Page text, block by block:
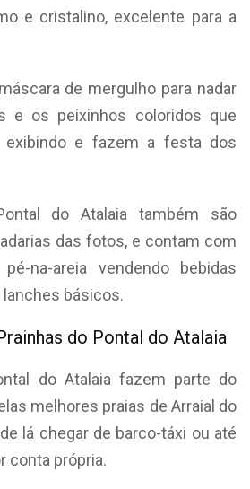
e cristalino, excelente para a
de mergulho para nadar
e os peixinhos coloridos que
e fazem a festa dos
do Atalaia também são
das fotos, e contam com
na-areia vendendo bebidas
básicos.
do Pontal do Atalaia
do Atalaia fazem parte do
melhores praias de Arraial do
lá chegar de barco-táxi ou até
conta própria.